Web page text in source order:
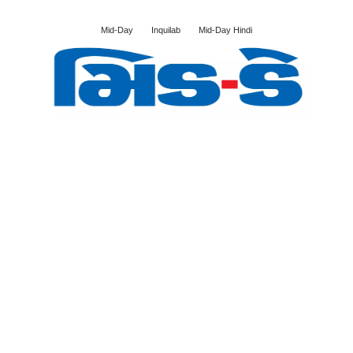
Mid-Day Inquilab Mid-Day Hindi